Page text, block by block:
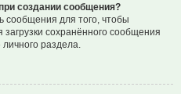
создании сообщения?
сообщения для того, чтобы
сохранённого сообщения
раздела.